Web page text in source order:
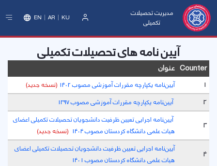
مدیریت تحصیلات
تکمیلی
EN AR KU
آیین نامه های تحصیلات تکمیلی
Counter عنوان
1
آیین‌نامه یکپارچه مقررات آموزشی مصوب 1402 (نسخه جدید)
2 آیین‌نامه یکپارچه مقررات آموزشی مصوب 1397
3
آیین‌نامه اجرایی تعیین ظرفیت دانشجویان تحصیلات تکمیلی اعضای
هیات علمی دانشگاه کردستان مصوب 1404
(نسخه جدید)
4
آیین‌نامه اجرایی تعیین ظرفیت دانشجویان تحصیلات تکمیلی اعضای
هیات علمی دانشگاه کردستان مصوب 1401